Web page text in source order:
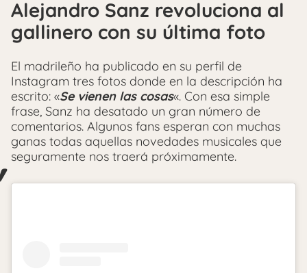
Alejandro Sanz revoluciona al
gallinero con su última foto
El madrileño ha publicado en su perfil de
Instagram tres fotos donde en la descripción ha
escrito: «Se vienen las cosas«. Con esa simple
frase, Sanz ha desatado un gran número de
comentarios. Algunos fans esperan con muchas
ganas todas aquellas novedades musicales que
seguramente nos traerá próximamente.